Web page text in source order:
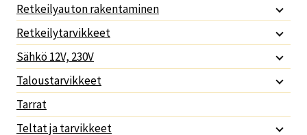
Retkeilyauton rakentaminen
Retkeilytarvikkeet
Sähkö 12V, 230V
Taloustarvikkeet
Tarrat
Teltat ja tarvikkeet